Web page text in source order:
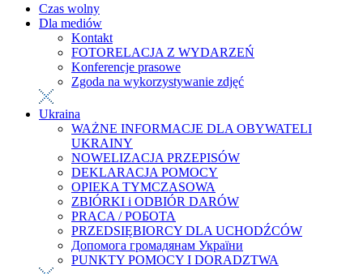
Czas wolny
Dla mediów
Kontakt
FOTORELACJA Z WYDARZEŃ
Konferencje prasowe
Zgoda na wykorzystywanie zdjęć
Ukraina
WAŻNE INFORMACJE DLA OBYWATELI
UKRAINY
NOWELIZACJA PRZEPISÓW
DEKLARACJA POMOCY
OPIEKA TYMCZASOWA
ZBIÓRKI i ODBIÓR DARÓW
PRACA / РОБОТА
PRZEDSIĘBIORCY DLA UCHODŹCÓW
Допомога громадянам України
PUNKTY POMOCY I DORADZTWA